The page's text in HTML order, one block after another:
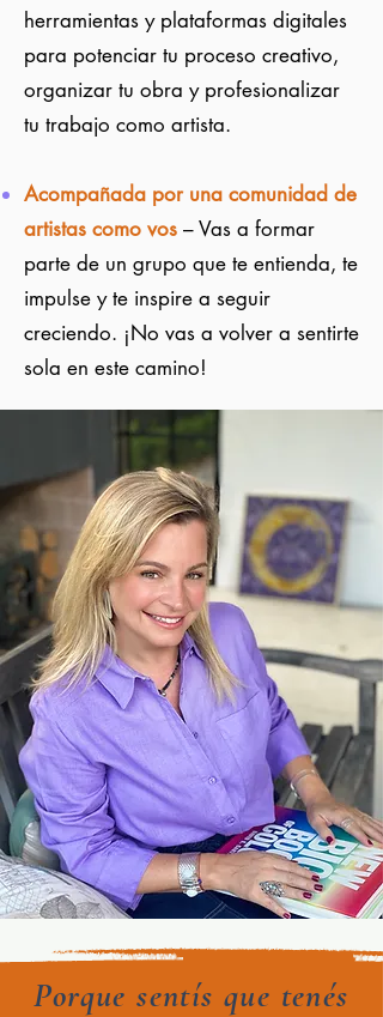
herramientas y plataformas digitales
para potenciar tu proceso creativo,
organizar tu obra y profesionalizar
tu trabajo como artista.
Acompañada por una comunidad de
artistas como vos – Vas a formar
parte de un grupo que te entienda, te
impulse y te inspire a seguir
creciendo. ¡No vas a volver a sentirte
sola en este camino!
Porque sentís que tenés